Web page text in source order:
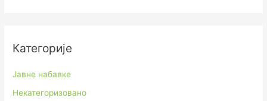
Категорије
Јавне набавке
Некатегоризовано